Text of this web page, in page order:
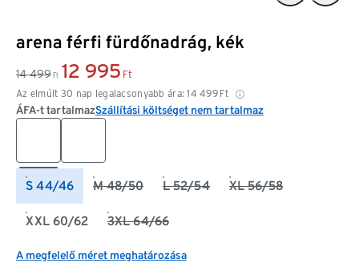
arena férfi fürdőnadrág, kék
14 499 Ft 12 995 Ft
Az elmúlt 30 nap legalacsonyabb ára: 14 499 Ft
ÁFA-t tartalmazSzállítási költséget nem tartalmaz
S 44/46 M 48/50 L 52/54 XL 56/58
XXL 60/62 3XL 64/66
A megfelelő méret meghatározása